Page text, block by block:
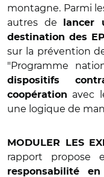
montagne. Parmi
autres de
lancer
destination des
sur la prévention
"Programme
dispositifs
coopération
avec
une logique de
MODULER LES
rapport propose
responsabilité